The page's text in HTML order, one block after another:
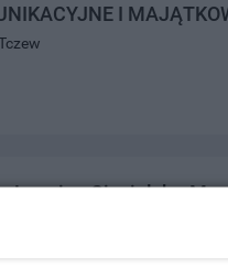
I
Longina Ciesielska-